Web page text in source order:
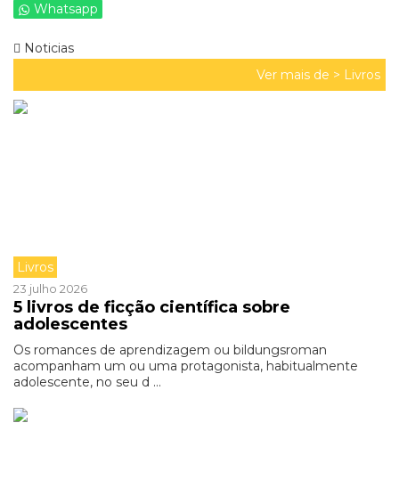
Whatsapp
Noticias
Ver mais de > Livros
Livros
23 julho 2026
5 livros de ficção científica sobre
adolescentes
Os romances de aprendizagem ou bildungsroman
acompanham um ou uma protagonista, habitualmente
adolescente, no seu d ...